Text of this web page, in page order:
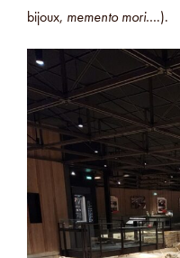
bijoux, memento mori….).